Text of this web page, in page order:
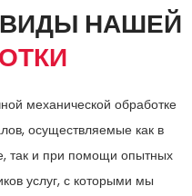
НАШЕЙ
механической обработке
осуществляемые как в
так и при помощи опытных
услуг, с которыми мы